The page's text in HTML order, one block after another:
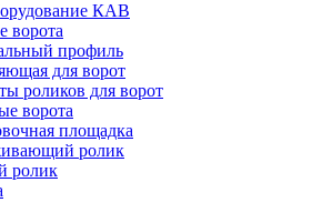
КАВ
ворота
профиль
для ворот
роликов для ворот
ворота
площадка
ролик
ролик